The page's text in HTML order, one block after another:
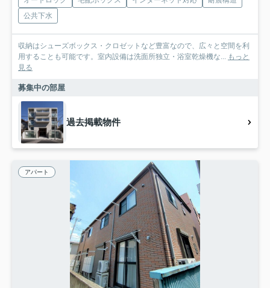
公共下水
収納はシューズボックス・クロゼットなど豊富なので、広々と空間を利
用することも可能です。室内設備は洗面所独立・浴室乾燥機な... もっと
見る
募集中の部屋
過去掲載物件
アパート